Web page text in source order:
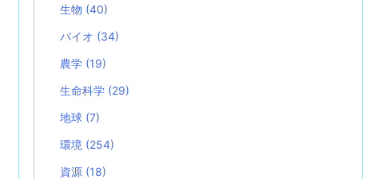
生物 (40)
バイオ (34)
農学 (19)
生命科学 (29)
地球 (7)
環境 (254)
資源 (18)